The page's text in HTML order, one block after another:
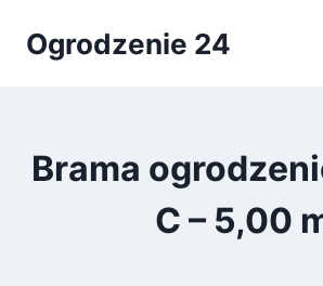
Ogrodzenie 24
Brama
C – 5,00